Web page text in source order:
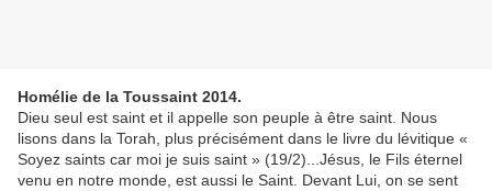
Homélie de la Toussaint 2014.
Dieu seul est saint et il appelle son peuple à être saint. Nous
lisons dans la Torah, plus précisément dans le livre du lévitique «
Soyez saints car moi je suis saint » (19/2)...Jésus, le Fils éternel
venu en notre monde, est aussi le Saint. Devant Lui, on se sent